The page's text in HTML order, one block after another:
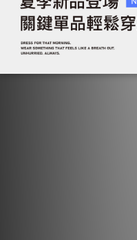
ADD TO CART
折扣商品